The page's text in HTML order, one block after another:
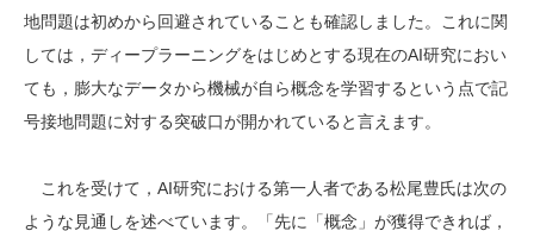
地問題は初めから回避されていることも確認しました。これに関
しては，ディープラーニングをはじめとする現在のAI研究におい
ても，膨大なデータから機械が自ら概念を学習するという点で記
号接地問題に対する突破口が開かれていると言えます。
これを受けて，AI研究における第一人者である松尾豊氏は次の
ような見通しを述べています。「先に「概念」が獲得できれば，